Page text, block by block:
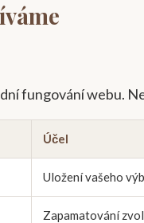
fungování webu.
Účel
Uložení vašeho
Zapamatování